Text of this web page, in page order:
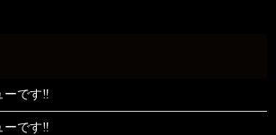
ーです‼️
ーです‼️